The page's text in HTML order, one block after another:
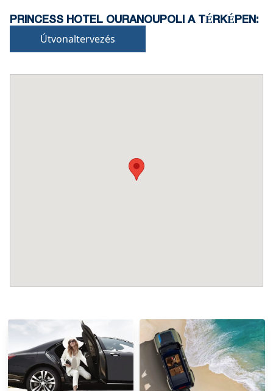
PRINCESS HOTEL OURANOUPOLI A TÉRKÉPEN:
Útvonaltervezés